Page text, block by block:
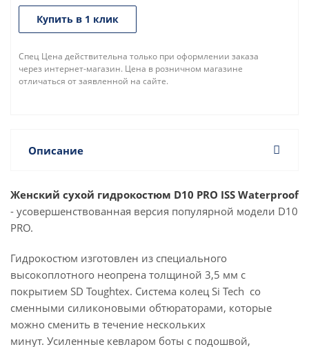
Купить в 1 клик
Спец Цена действительна только при оформлении заказа
через интернет-магазин. Цена в розничном магазине
отличаться от заявленной на сайте.
Описание
Женский сухой гидрокостюм D10 PRO ISS Waterproof
- усовершенствованная версия популярной модели D10
PRO.
Гидрокостюм изготовлен из специального
высокоплотного неопрена толщиной 3,5 мм с
покрытием SD Toughtex. Система колец Si Tech со
сменными силиконовыми обтюраторами, которые
можно сменить в течение нескольких
минут. Усиленные кевларом боты с подошвой,